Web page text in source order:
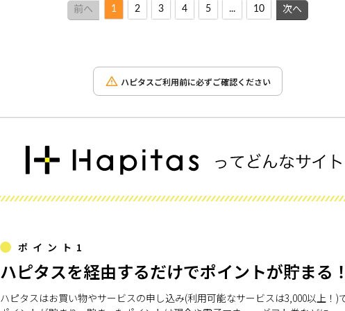
前へ 1 2 3 4 5 ... 10 次へ
ハピタスご利用前に必ずご確認ください
ポイント1
ハピタスを経由するだけでポイントが貯まる
ハピタスはお買い物やサービスの申し込み(利用可能なサービスは3,000以上！)